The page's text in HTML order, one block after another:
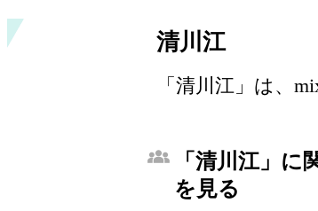
清川江
「清川江」は、
「清川江」
を見る